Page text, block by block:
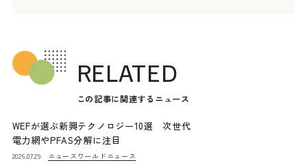
RELATED
この記事に関連するニュース
WEFが選ぶ新興テクノロジー10選 次世代
電力網やPFAS分解に注目
2026.07.29 ニュース ワールドニュース